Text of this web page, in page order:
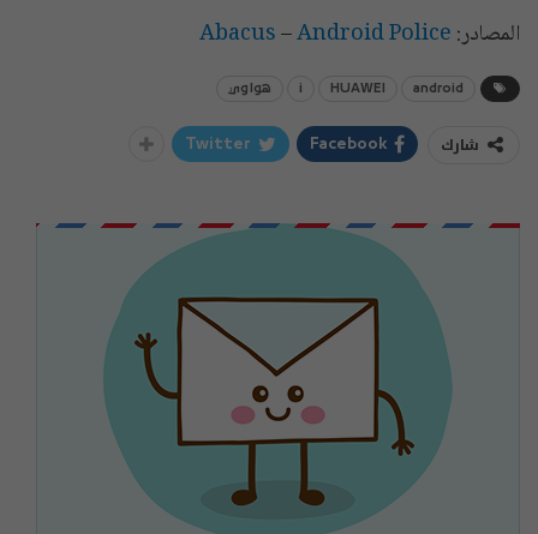
المصادر:
Abacus–Android Police
android
HUAWEI
i هواوي
شارك Facebook
Twitter